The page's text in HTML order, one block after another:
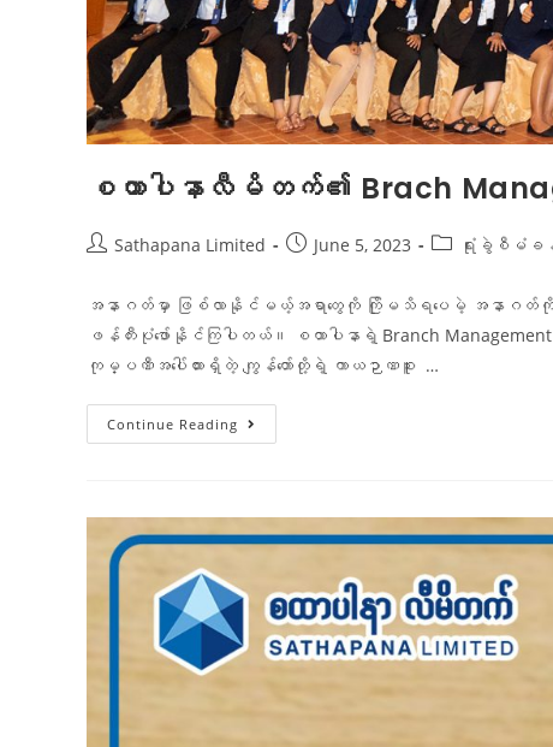
စထာပါနာလီမိတက်၏ Brach
Sathapana Limited June 5, 2023 ရုံးခွဲစီမံခန့်
အနာဂတ်မှာ ဖြစ်လာနိုင်မယ့်အရာတွေကို ကြိုမသိရပေမဲ့ အနာဂတ်ကို
ဖန်တီးပုံဖော်နိုင်ကြပါတယ်။ စထာပါနာရဲ့ Branch
ကုမ္ပဏီအပေါ်ထားရှိတဲ့ ကျွန်တော်တို့ရဲ့ ကာယဉာဏစူး …
Continue Reading